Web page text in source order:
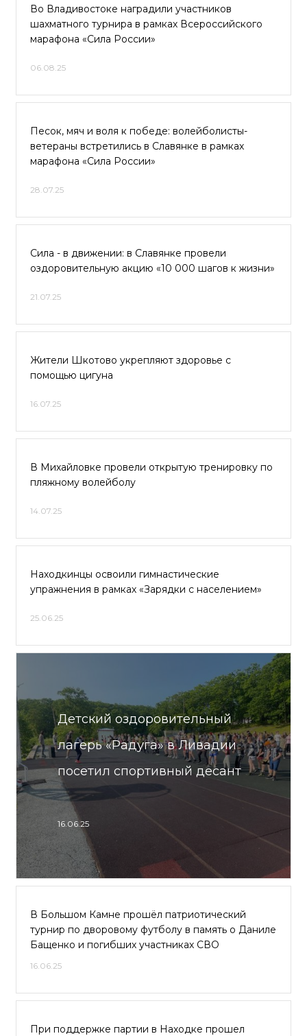
Во Владивостоке наградили участников
шахматного турнира в рамках Всероссийского
марафона «Сила России»
06.08.25
Песок, мяч и воля к победе: волейболисты-
ветераны встретились в Славянке в рамках
марафона «Сила России»
28.07.25
Сила - в движении: в Славянке провели
оздоровительную акцию «10 000 шагов к жизни»
21.07.25
Жители Шкотово укрепляют здоровье с
помощью цигуна
16.07.25
В Михайловке провели открытую тренировку по
пляжному волейболу
14.07.25
Находкинцы освоили гимнастические
упражнения в рамках «Зарядки с населением»
25.06.25
Детский оздоровительный
лагерь «Радуга» в Ливадии
посетил спортивный десант
16.06.25
В Большом Камне прошёл патриотический
турнир по дворовому футболу в память о Даниле
Бащенко и погибших участниках СВО
16.06.25
При поддержке партии в Находке прошел